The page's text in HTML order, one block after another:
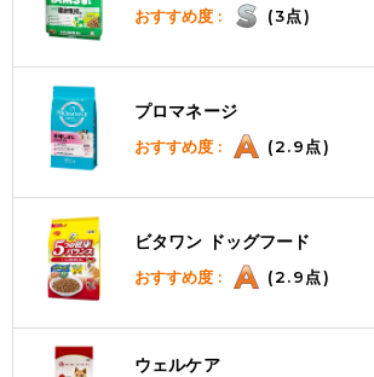
おすすめ度 : (3点)
プロマネージ
おすすめ度 : (2.9点)
ビタワン ドッグフード
おすすめ度 : (2.9点)
ウェルケア